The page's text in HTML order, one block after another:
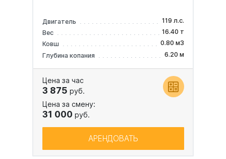
Двигатель
119 л.с.
Вес
16.40 т
Ковш
0.80 м3
Глубина копания
6.20 м
Цена за час
3 875 руб.
Цена за смену:
31 000 руб.
АРЕНДОВАТЬ